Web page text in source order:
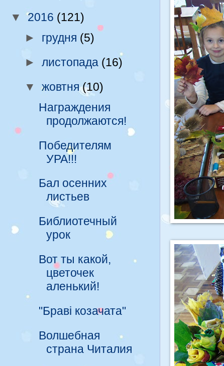
▼2016 (121)
► грудня (5)
► листопада (16)
▼жовтня(10)
Награждения
продолжаются!
Победителям
УРА!!!
Бал осенних
листьев
Библиотечный
урок
Вот ты какой,
цветочек
аленький!
"Браві козачата"
Волшебная
страна Читалия